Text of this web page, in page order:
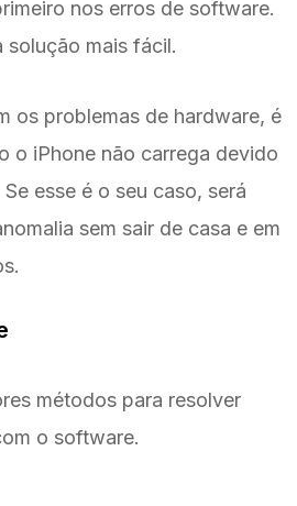
nos erros de software.
solução mais fácil.
os problemas de hardware, é
o iPhone não carrega devido
esse é o seu caso, será
sem sair de casa e em
métodos para resolver
o software.